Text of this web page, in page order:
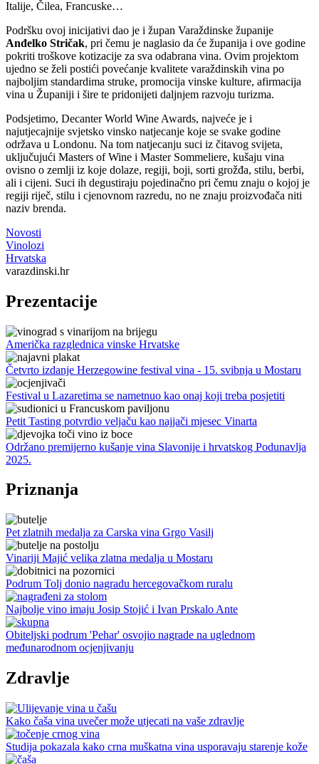
Italije, Čilea, Francuske…
Podršku ovoj inicijativi dao je i župan Varaždinske županije
Anđelko Stričak, pri čemu je naglasio da će županija i ove godine
pokriti troškove kotizacije za sva odabrana vina. Ovim projektom
ujedno se želi postići povećanje kvalitete varaždinskih vina po
najboljim standardima struke, promocija vinske kulture, afirmacija
vina u Županiji i šire te pridonijeti daljnjem razvoju turizma.
Podsjetimo, Decanter World Wine Awards, najveće je i
najutjecajnije svjetsko vinsko natjecanje koje se svake godine
održava u Londonu. Na tom natjecanju suci iz čitavog svijeta,
uključujući Masters of Wine i Master Sommeliere, kušaju vina
ovisno o zemlji iz koje dolaze, regiji, boji, sorti grožđa, stilu, berbi,
ali i cijeni. Suci ih degustiraju pojedinačno pri čemu znaju o kojoj je
regiji riječ, stilu i cjenovnom razredu, no ne znaju proizvođača niti
naziv brenda.
Novosti
Vinolozi
Hrvatska
varazdinski.hr
Prezentacije
Američka razglednica vinske Hrvatske
Četvrto izdanje Herzegowine festival vina - 15. svibnja u Mostaru
Festival u Lazaretima se nametnuo kao onaj koji treba posjetiti
Petit Tasting potvrdio veljaču kao najjači mjesec Vinarta
Održano premijerno kušanje vina Slavonije i hrvatskog Podunavlja
2025.
Priznanja
Pet zlatnih medalja za Carska vina Grgo Vasilj
Vinariji Majić velika zlatna medalja u Mostaru
Podrum Tolj donio nagradu hercegovačkom ruralu
Najbolje vino imaju Josip Stojić i Ivan Prskalo Ante
Obiteljski podrum 'Pehar' osvojio nagrade na uglednom
međunarodnom ocjenjivanju
Zdravlje
Kako čaša vina uvečer može utjecati na vaše zdravlje
Studija pokazala kako crna muškatna vina usporavaju starenje kože